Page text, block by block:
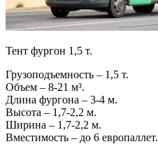
Тент фургон 1,5 т.
Грузоподъемность – 1,5 т.
Объем – 8-21 м³.
Длина фургона – 3-4 м.
Высота – 1,7-2,2 м.
Ширина – 1,7-2,2 м.
Вместимость – до 6 европаллет.